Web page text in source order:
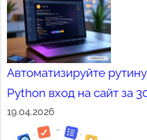
Автоматизируйте
Python вход на сайт за
19.04.2026